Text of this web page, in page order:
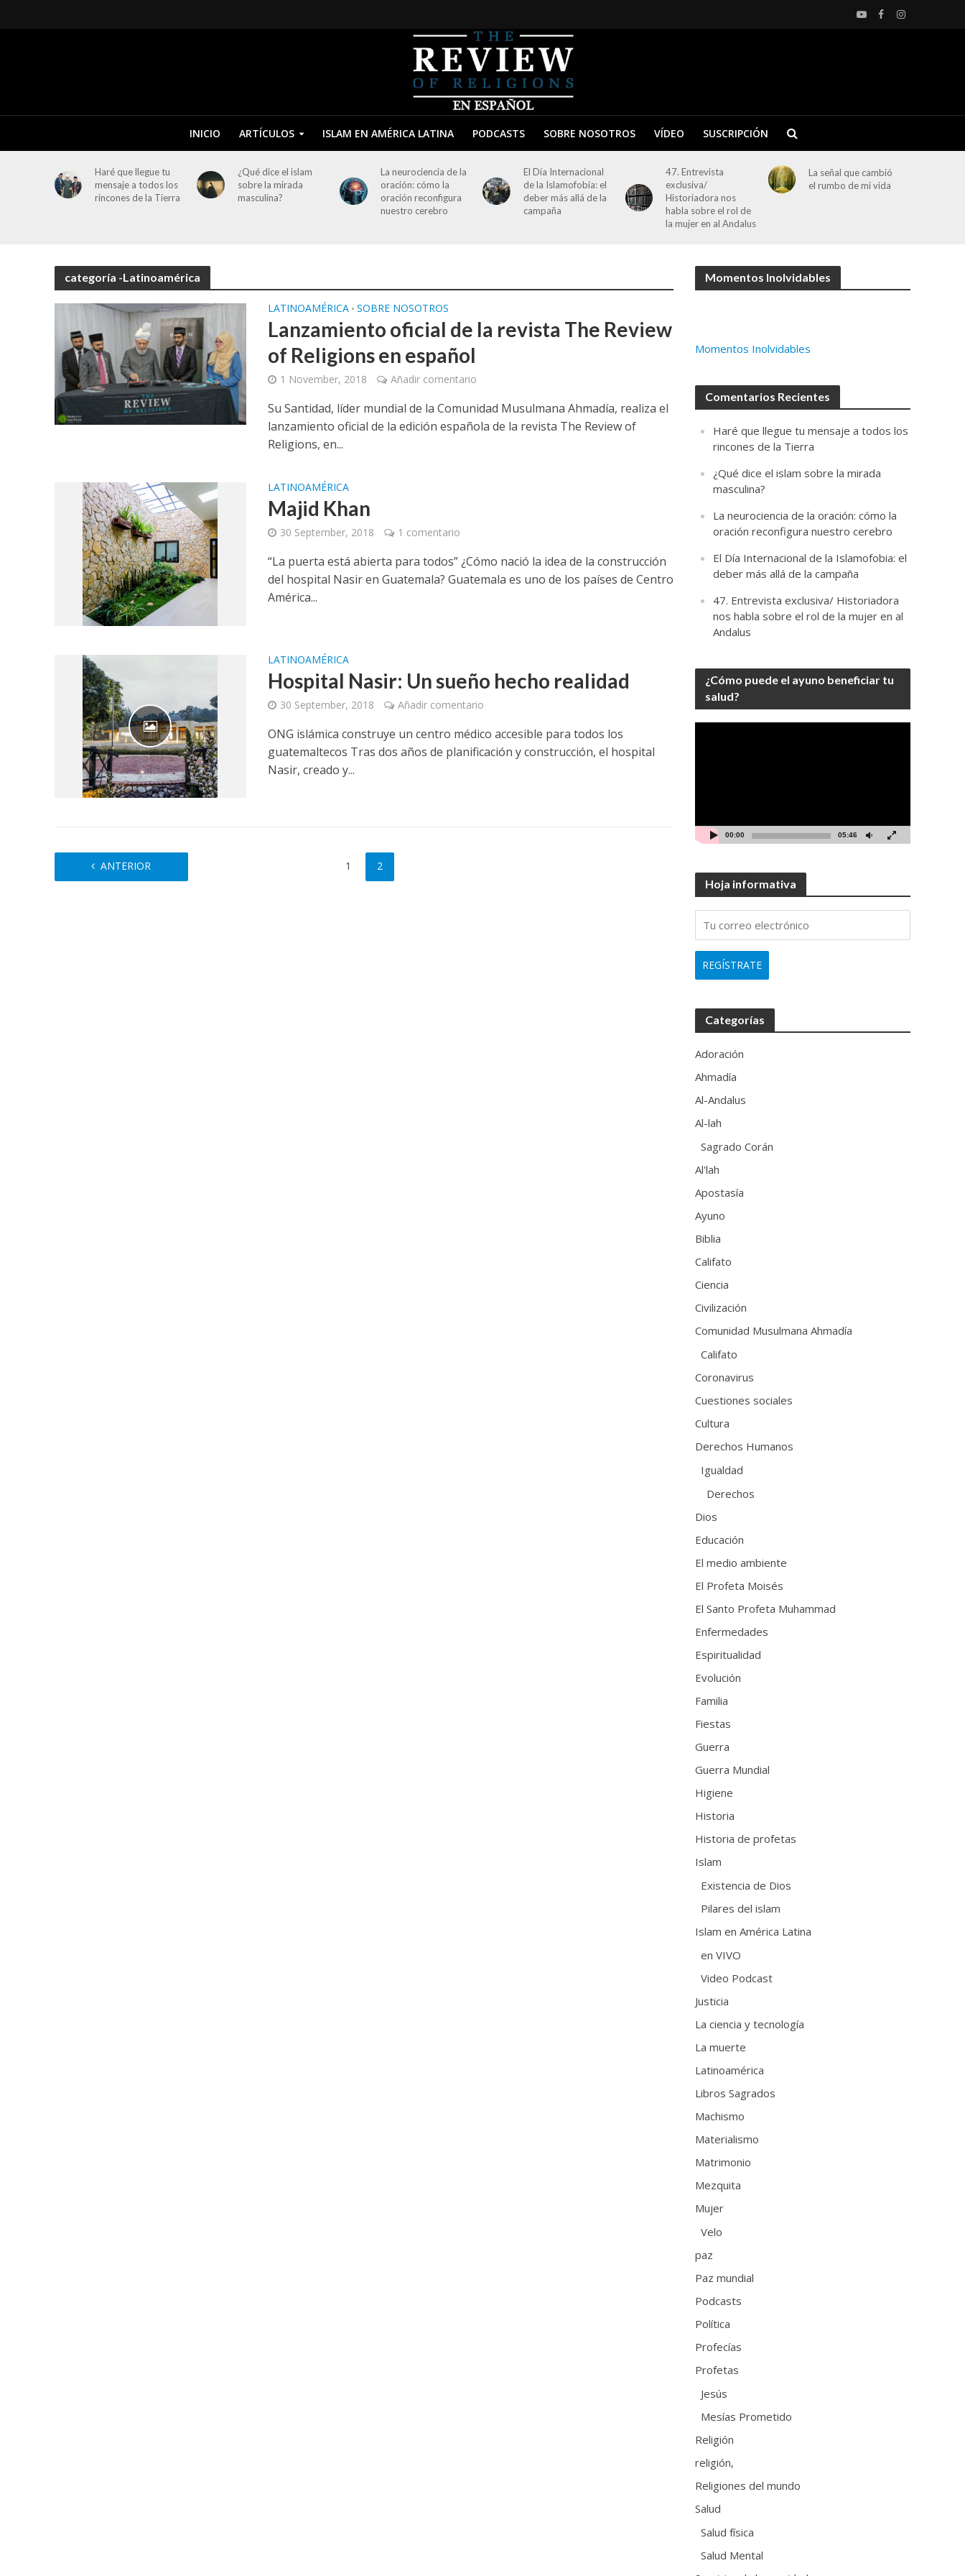
INICIO ARTÍCULOS ISLAM EN AMÉRICA LATINA PODCASTS SOBRE NOSOTROS VÍDEO SUSCRIPCIÓN
Haré que llegue tu
mensaje a todos los
rincones de la Tierra
¿Qué dice el islam
sobre la mirada
masculina?
La neurociencia de la
oración: cómo la
oración reconfigura
nuestro cerebro
El Día Internacional
de la Islamofobia: el
deber más allá de la
campaña
47. Entrevista
exclusiva/
Historiadora nos
habla sobre el rol de
la mujer en al Andalus
La señal que cambió
el rumbo de mi vida
categoría -Latinoamérica
LATINOAMÉRICA • SOBRE NOSOTROS
Lanzamiento oficial de la revista The Review
of Religions en español
1 November, 2018 Añadir comentario
Su Santidad, líder mundial de la Comunidad Musulmana Ahmadía, realiza el
lanzamiento oficial de la edición española de la revista The Review of
Religions, en...
LATINOAMÉRICA
Majid Khan
30 September, 2018 1 comentario
“La puerta está abierta para todos” ¿Cómo nació la idea de la construcción
del hospital Nasir en Guatemala? Guatemala es uno de los países de Centro
América...
LATINOAMÉRICA
Hospital Nasir: Un sueño hecho realidad
30 September, 2018 Añadir comentario
ONG islámica construye un centro médico accesible para todos los
guatemaltecos Tras dos años de planificación y construcción, el hospital
Nasir, creado y...
ANTERIOR 1 2
Momentos Inolvidables
Momentos Inolvidables
Comentarios Recientes
Haré que llegue tu mensaje a todos los
rincones de la Tierra
¿Qué dice el islam sobre la mirada
masculina?
La neurociencia de la oración: cómo la
oración reconfigura nuestro cerebro
El Día Internacional de la Islamofobia: el
deber más allá de la campaña
47. Entrevista exclusiva/ Historiadora
nos habla sobre el rol de la mujer en al
Andalus
¿Cómo puede el ayuno beneficiar tu
salud?
00:00 05:46
Hoja informativa
Categorías
Adoración
Ahmadía
Al-Andalus
Al-lah
Sagrado Corán
Al'lah
Apostasía
Ayuno
Biblia
Califato
Ciencia
Civilización
Comunidad Musulmana Ahmadía
Califato
Coronavirus
Cuestiones sociales
Cultura
Derechos Humanos
Igualdad
Derechos
Dios
Educación
El medio ambiente
El Profeta Moisés
El Santo Profeta Muhammad
Enfermedades
Espiritualidad
Evolución
Familia
Fiestas
Guerra
Guerra Mundial
Higiene
Historia
Historia de profetas
Islam
Existencia de Dios
Pilares del islam
Islam en América Latina
en VIVO
Video Podcast
Justicia
La ciencia y tecnología
La muerte
Latinoamérica
Libros Sagrados
Machismo
Materialismo
Matrimonio
Mezquita
Mujer
Velo
paz
Paz mundial
Podcasts
Política
Profecías
Profetas
Jesús
Mesías Prometido
Religión
religión,
Religiones del mundo
Salud
Salud física
Salud Mental